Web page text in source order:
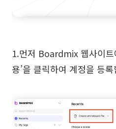
1.먼저 Boardmix 웹사이트
용’을 클릭하여 계정을 등